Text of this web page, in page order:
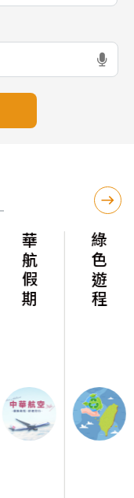
華航假期 綠色遊程